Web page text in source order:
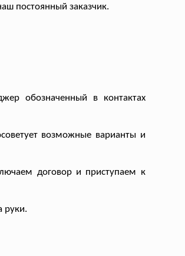
постоянный заказчик.
обозначенный в контактах
возможные варианты и
договор и приступаем к
руки.